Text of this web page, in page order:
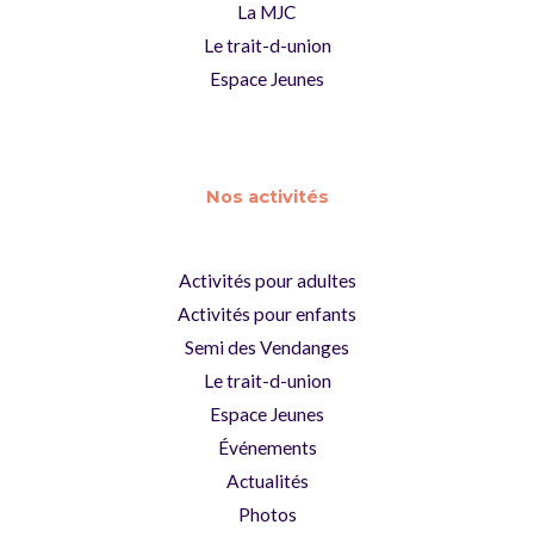
La MJC
Le trait-d-union
Espace Jeunes
Nos activités
Activités pour adultes
Activités pour enfants
Semi des Vendanges
Le trait-d-union
Espace Jeunes
Événements
Actualités
Photos